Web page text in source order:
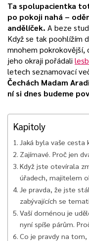
Ta spolupacientka
po pokoji nahá –
andělíček. A beze
Když se tak poohlížím
mnohem pokrokovější,
jeho okraji pořádali
letech seznamovací
Čechách Madam
ní si dnes budeme
Kapitoly
Jaká byla vaše cesta
Zajímavé. Proč jen
Když jste otevírala
úřadech, majitelem
Je pravda, že jste
zabývajících se
Vaší doménou je
nyní spíše párům.
Co je pravdy na